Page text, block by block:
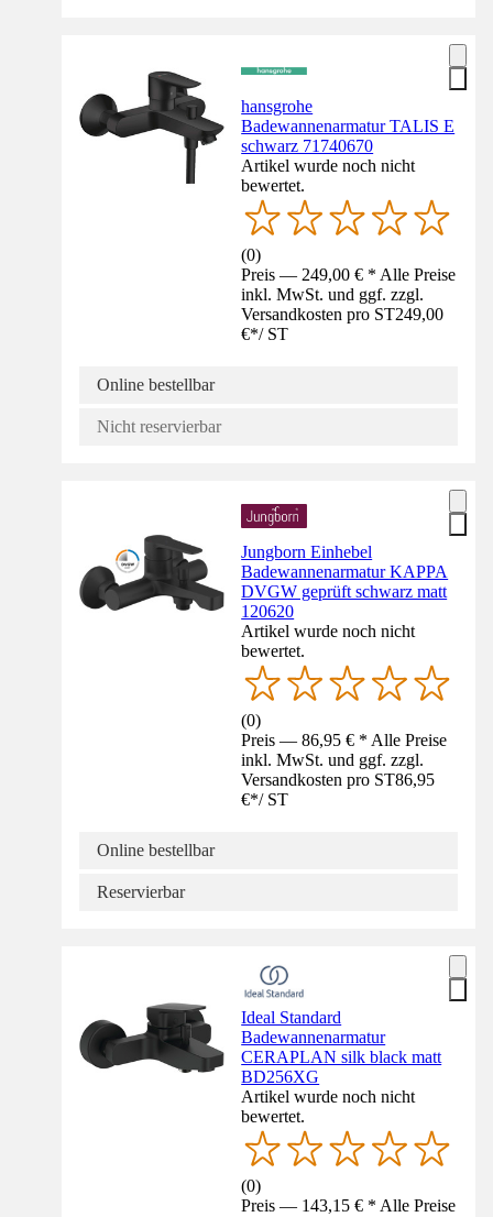
hansgrohe
Badewannenarmatur TALIS E
schwarz 71740670
Artikel wurde noch nicht
bewertet.
(0)
Preis — 249,00 € * Alle Preise
inkl. MwSt. und ggf. zzgl.
Versandkosten pro ST249,00
€*/ ST
Online bestellbar
Nicht reservierbar
Jungborn Einhebel
Badewannenarmatur KAPPA
DVGW geprüft schwarz matt
120620
Artikel wurde noch nicht
bewertet.
(0)
Preis — 86,95 € * Alle Preise
inkl. MwSt. und ggf. zzgl.
Versandkosten pro ST86,95
€*/ ST
Online bestellbar
Reservierbar
Ideal Standard
Badewannenarmatur
CERAPLAN silk black matt
BD256XG
Artikel wurde noch nicht
bewertet.
(0)
Preis — 143,15 € * Alle Preise